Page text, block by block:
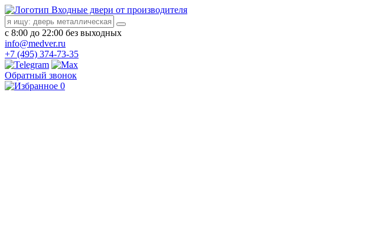
Входные двери от производителя
с 8:00 до 22:00 без выходных
info@medver.ru
+7 (495) 374-73-35
Обратный звонок
0